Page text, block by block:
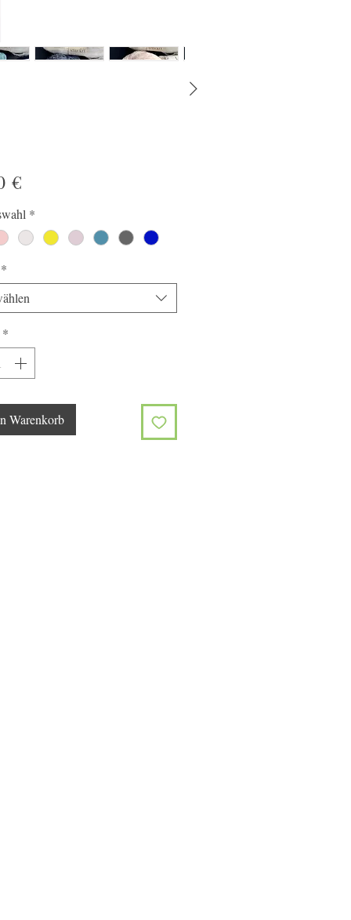
€Preis
*
*
*
Warenkorb